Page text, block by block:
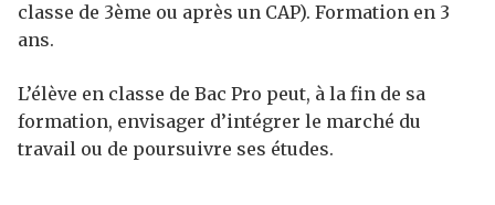
classe de 3ème ou après un CAP). Formation en 3
ans.
L’élève en classe de Bac Pro peut, à la fin de sa
formation, envisager d’intégrer le marché du
travail ou de poursuivre ses études.